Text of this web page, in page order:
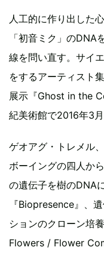
人工的に作り出した
「初音ミク」のDNA
線を問い直す。サイ
をするアーティスト
展示『Ghost in the
紀美術館で2016年3
ゲオアグ・トレメル
ボーイングの四人か
の遺伝子を樹のDNA
『Biopresence』、
ションのクローン培
Flowers / Flower